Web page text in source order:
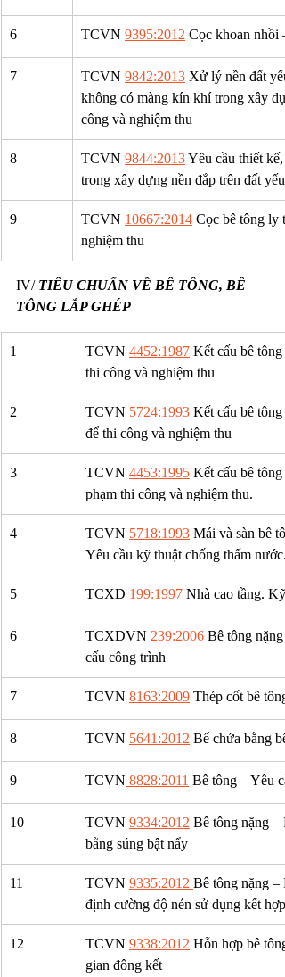
6 TCVN 9395:2012 Cọc khoan nhồi
7 TCVN 9842:2013 Xử lý nền đất
không có màng kín khí trong xây
công và nghiệm thu
8 TCVN 9844:2013 Yêu cầu thiết
trong xây dựng nền đắp trên đất yếu
9 TCVN 10667:2014 Cọc bê tông ly
nghiệm thu
IV/ TIÊU CHUẨN VỀ BÊ TÔNG, BÊ
TÔNG LẮP GHÉP
1 ​TCVN 4452:1987 Kết cấu bê
thi công và nghiệm thu
2 TCVN 5724:1993 Kết cấu bê
để thi công và nghiệm thu
3 TCVN 4453:1995 Kết cấu bê
phạm thi công và nghiệm thu.
4 TCVN 5718:1993 Mái và sàn bê
Yêu cầu kỹ thuật chống thấm nước.
5 TCXD 199:1997 Nhà cao tầng.
6 TCXDVN 239:2006 Bê tông
cấu công trình
7 TCVN 8163:2009 Thép cốt bê
8 TCVN 5641:2012 Bể chứa bằng
9 TCVN 8828:2011 Bê tông – Yêu
10 TCVN 9334:2012 Bê tông nặng
bằng súng bật nẩy
11 TCVN 9335:2012 Bê tông nặng
định cường độ nén sử dụng kết
12 TCVN 9338:2012 Hỗn hợp bê
gian đông kết